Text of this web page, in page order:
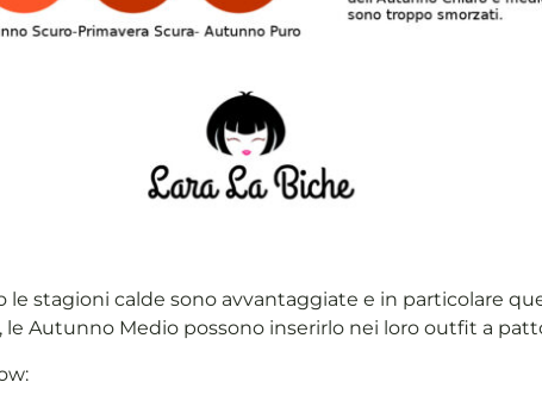
le stagioni calde sono avvantaggiate e in particolare
le Autunno Medio possono inserirlo nei loro outfit a